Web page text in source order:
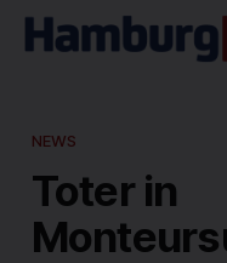
NEWS
Toter in